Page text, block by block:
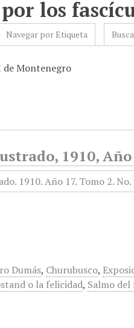
los
Navegar por Etiqueta
de Montenegro
1910, Año
Dumás, Churubusco,
o la felicidad, Salmo del